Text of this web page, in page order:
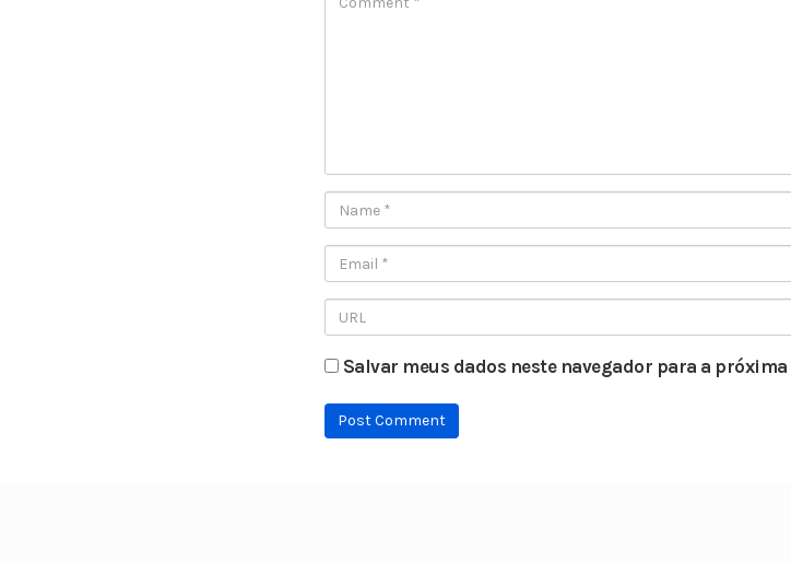
Salvar meus dados neste navegador para a